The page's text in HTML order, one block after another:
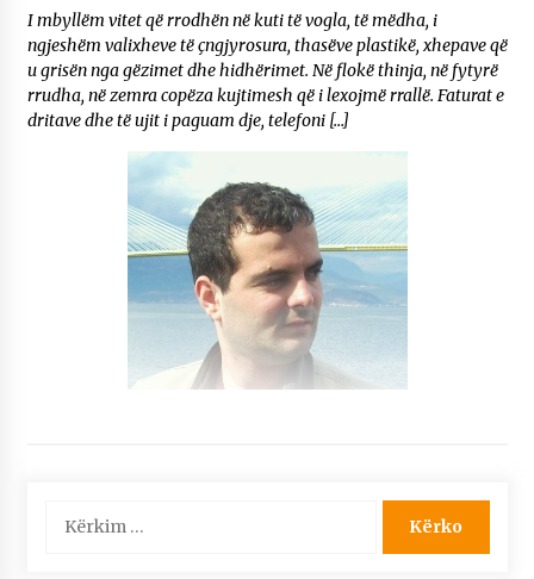
I mbyllëm vitet që rrodhën në kuti të vogla, të mëdha, i
ngjeshëm valixheve të çngjyrosura, thasëve plastikë, xhepave që
u grisën nga gëzimet dhe hidhërimet. Në flokë thinja, në fytyrë
rrudha, në zemra copëza kujtimesh që i lexojmë rrallë. Faturat e
dritave dhe të ujit i paguam dje, telefoni […]
për: